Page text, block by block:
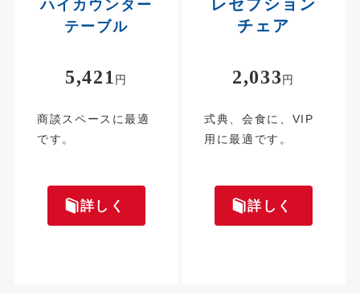
ハイカウンター
テーブル
5,421 円
商談スペースに最適
です。
詳しく
レセプション
チェア
2,033円
式典、会食に、VIP
用に最適です。
詳しく